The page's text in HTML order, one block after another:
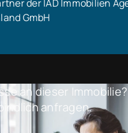
der IAD Immobilien
GmbH
an dieser
anfragen.